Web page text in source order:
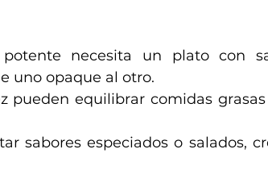
necesita un plato con
uno opaque al otro.
pueden equilibrar comidas
sabores especiados o salados,